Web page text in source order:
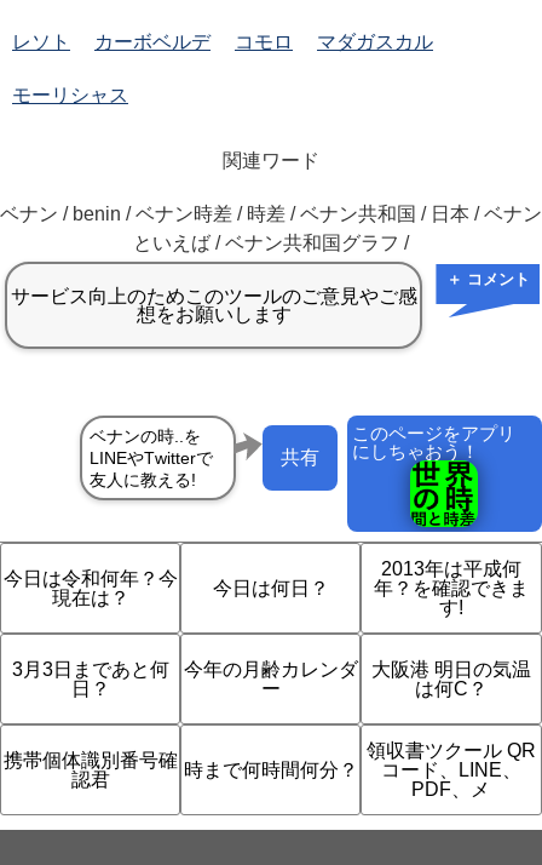
レソト カーボベルデ コモロ マダガスカル
モーリシャス
関連ワード
ベナン / benin / ベナン時差 / 時差 / ベナン共和国 / 日本 / ベナン
といえば / ベナン共和国グラフ /
＋ コメント
このページをアプリ
にしちゃおう！
共有
今日は令和何年？今
現在は？
今日は何日？
2013年は平成何
年？を確認できま
す!
3月3日まであと何
日？
今年の月齢カレンダ
ー
大阪港 明日の気温
は何C？
携帯個体識別番号確
認君
時まで何時間何分？
領収書ツクール QR
コード、LINE、
PDF、メ